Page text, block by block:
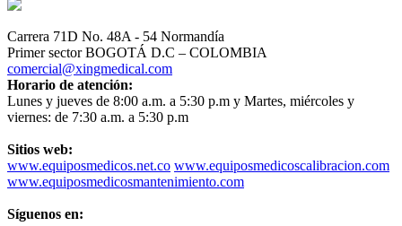
Carrera 71D No. 48A - 54 Normandía
Primer sector BOGOTÁ D.C – COLOMBIA
comercial@xingmedical.com
Horario de atención:
Lunes y jueves de 8:00 a.m. a 5:30 p.m y Martes, miércoles y
viernes: de 7:30 a.m. a 5:30 p.m
Sitios web:
www.equiposmedicos.net.co www.equiposmedicoscalibracion.com
www.equiposmedicosmantenimiento.com
Síguenos en: